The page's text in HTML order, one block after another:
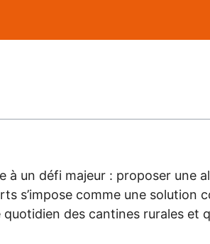
un défi majeur : proposer une
s’impose comme une solution
des cantines rurales et